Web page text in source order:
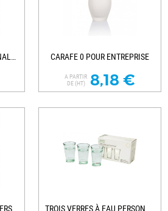
SET DE 4 VERRES PERSONNALISABLE CARAFE 0 POUR ENTREPRISE
A PARTIR
DE (HT) 8,18 €